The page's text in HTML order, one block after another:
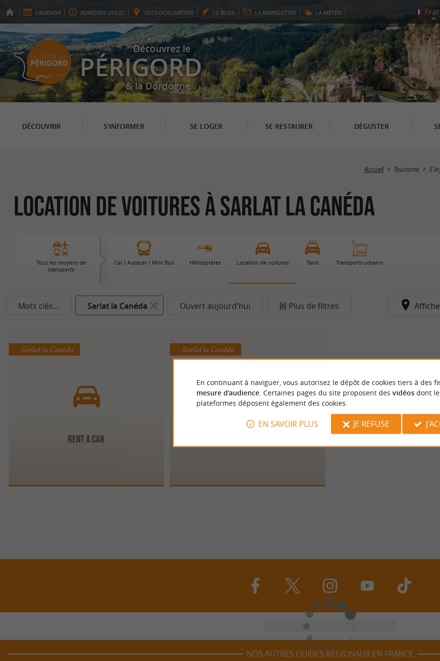
L'AGENDA ADRESSES UTILES GEOLOCALISATION LE BLOG LA NEWSLETTER LA MÉTÉO
Découvrez le
PÉRIGORD
& la Dordogne
DÉCOUVRIR S'INFORMER SE LOGER SE RESTAURER DÉGUSTER
Accueil Tourisme
Location de voitures à Sarlat la Canéda
Tous les moyens de
transports
Car / Autocar / Mini Bus Hélicoptères Location de voitures Taxis Transports urbains
Mots clés... Sarlat la Canéda Ouvert aujourd'hui Plus de filtres
RENT A CAR
Sarlat la Canéda Sarlat la Canéda
NOS AUTRES GUIDES RÉGIONAUX EN FRANCE
En continuant à naviguer, vous autorisez le dépôt de cookies tiers à des
mesure d'audience. Certaines pages du site proposent des vidéosdont
plateformes déposent également des cookies.
EN SAVOIR PLUS JE REFUSE